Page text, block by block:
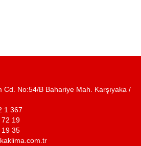
Cd. No:54/B Bahariye Mah. Karşıyaka /
1 367
72 19
19 35